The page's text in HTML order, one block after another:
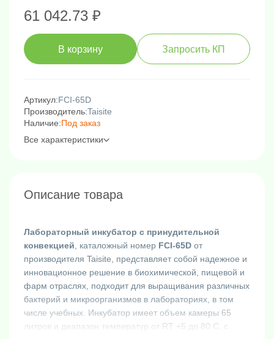
61 042.73 ₽
В корзину Запросить КП
Артикул:FCI-65D
Производитель:Taisite
Наличие:Под заказ
Все характеристики
Описание товара
Лабораторный инкубатор с принудительной
конвекцией, каталожный номер FCI-65D от
производителя Taisite, представляет собой надежное и
инновационное решение в биохимической, пищевой и
фарм отраслях, подходит для выращивания различных
бактерий и микроорганизмов в лабораториях, в том
числе учебных. Инкубатор имеет объем камеры 65
литров и диапазон температур от RT +5 до 80 C, с